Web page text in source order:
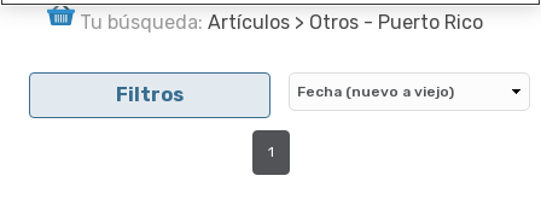
Tu búsqueda: Artículos > Otros - Puerto Rico
Filtros
1